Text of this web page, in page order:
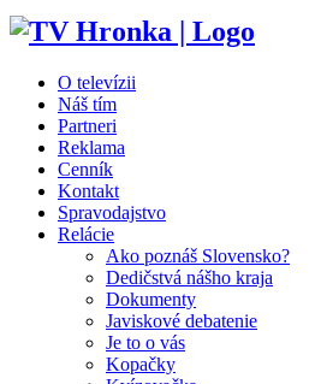
O televízii
Náš tím
Partneri
Reklama
Cenník
Kontakt
Spravodajstvo
Relácie
Ako poznáš Slovensko?
Dedičstvá nášho kraja
Dokumenty
Javiskové debatenie
Je to o vás
Kopačky